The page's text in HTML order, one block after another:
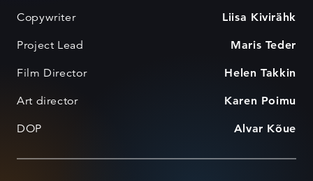
Copywriter Liisa Kivirähk
Project Lead Maris Teder
Film Director Helen Takkin
Art director Karen Poimu
DOP Alvar Kõue